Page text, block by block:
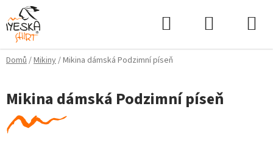
Přejít
na
obsah
Domů/Mikiny/Mikina dámská Podzimní píseň
Mikina dámská Podzimní píseň